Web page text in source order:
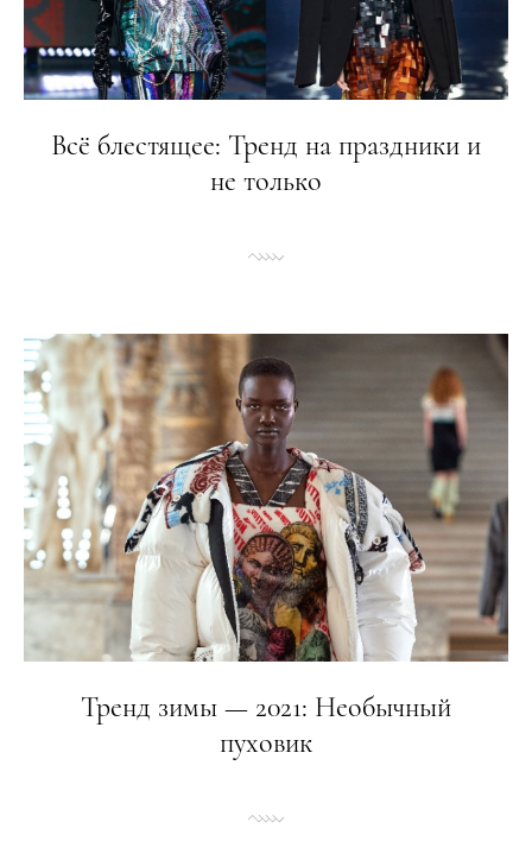
Всё блестящее: Тренд на праздники и
не только
Тренд зимы — 2021: Необычный
пуховик